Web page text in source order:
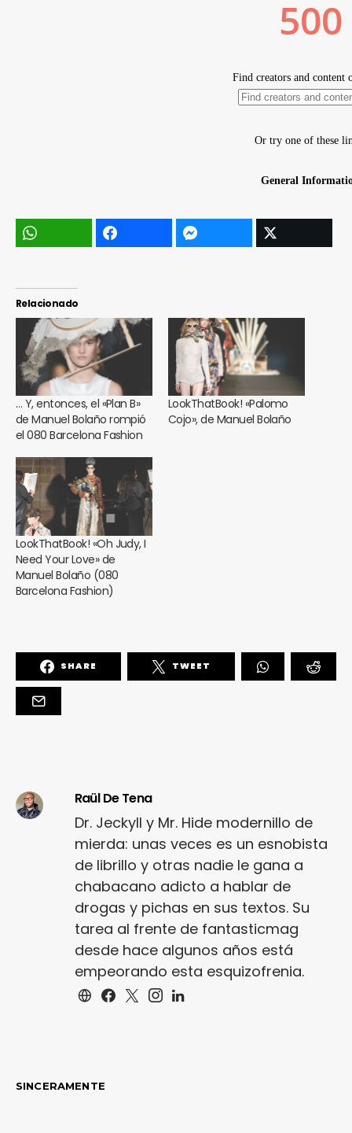
Relacionado
… Y, entonces, el «Plan B»
de Manuel Bolaño rompió
el 080 Barcelona Fashion
LookThatBook! «Palomo
Cojo», de Manuel Bolaño
LookThatBook! «Oh Judy, I
Need Your Love» de
Manuel Bolaño (080
Barcelona Fashion)
SHARE TWEET
Raül De Tena
Dr. Jeckyll y Mr. Hide modernillo de
mierda: unas veces es un esnobista
de librillo y otras nadie le gana a
chabacano adicto a hablar de
drogas y pichas en sus textos. Su
tarea al frente de fantasticmag
desde hace algunos años está
empeorando esta esquizofrenia.
SINCERAMENTE